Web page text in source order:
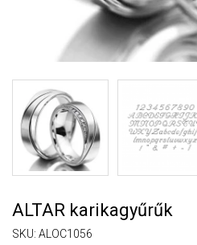
ALTAR karikagyűrűk
SKU: ALOC1056